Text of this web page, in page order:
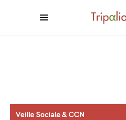
Veille Sociale & CCN